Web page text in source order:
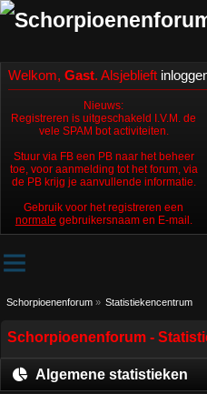
Welkom, Gast. Alsjeblieft
Nieuws:
Registreren is uitgeschakeld I.V.M. de
vele SPAM bot activiteiten.
Stuur via FB een PB naar het beheer
toe, voor aanmelding tot het forum, via
de PB krijg je aanvullende informatie.
Gebruik voor het registreren een
normale gebruikersnaam en E-mail.
Schorpioenenforum» Statistiekencentrum
Schorpioenenforum -
Algemene statistieken